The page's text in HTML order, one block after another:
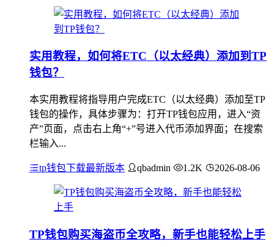
实用教程，如何将ETC（以太经典）添加到TP
钱包？
本实用教程将指导用户完成ETC（以太经典）添加至TP
钱包的操作，具体步骤为：打开TP钱包应用，进入“资
产”页面，点击右上角“+”号进入代币添加界面；在搜索
栏输入...
tp钱包下载最新版本 qbadmin 1.2K 2026-08-06
TP钱包购买海盗币全攻略，新手也能轻松上手